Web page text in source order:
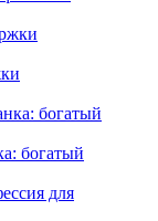
богатый